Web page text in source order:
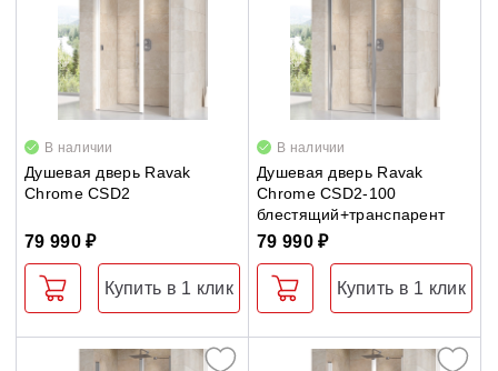
Душевые двери
Nexty
Pivot
Smartline
Supernova
Душевые уголки
Поддоны для душа
Сиденья OVO для душевых уголков
Полотенцесушители
Гидромассаж для ванны
В наличии
Душевая дверь Ravak
Chrome CSD2
79 990 ₽
Купить в 1 клик
В наличии
Душевая дверь Ravak
Chrome CSD2-100
блестящий+транспарент
79 990 ₽
Купить в 1 клик